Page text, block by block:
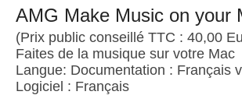
AMG Make Music on your
(Prix public conseillé TTC : 40,00
Faites de la musique sur votre Mac
Langue: Documentation : Français
Logiciel : Français